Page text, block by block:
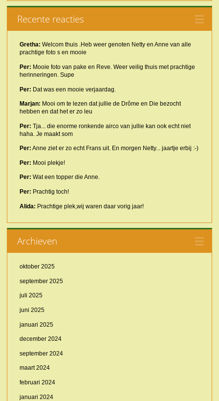
Recente reacties
Gretha: Welcom thuis .Heb weer genoten Netty en Anne van alle
prachtige foto s en mooie
Per: Mooie foto van pake en Reve. Weer veilig thuis met prachtige
herinneringen. Supe
Per: Dat was een mooie verjaardag.
Marjan: Mooi om te lezen dat jullie de Drôme en Die bezocht
hebben en dat het er zo leu
Per: Tja... die enorme ronkende airco van jullie kan ook echt niet
haha. Je maakt som
Per: Anne ziet er zo echt Frans uit. En morgen Netty... jaartje erbij :-)
Per: Mooi plekje!
Per: Wat een topper die Anne.
Per: Prachtig toch!
Alida: Prachtige plek,wij waren daar vorig jaar!
Archieven
oktober 2025
september 2025
juli 2025
juni 2025
januari 2025
december 2024
september 2024
maart 2024
februari 2024
januari 2024